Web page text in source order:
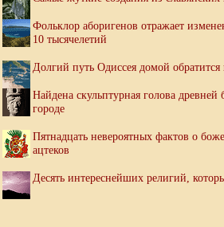
Фольклор аборигенов отражает
10 тысячелетий
Долгий путь Одиссея домой
Найдена скульптурная голова
городе
Пятнадцать невероятных фактов о
ацтеков
Десять интереснейших религий,